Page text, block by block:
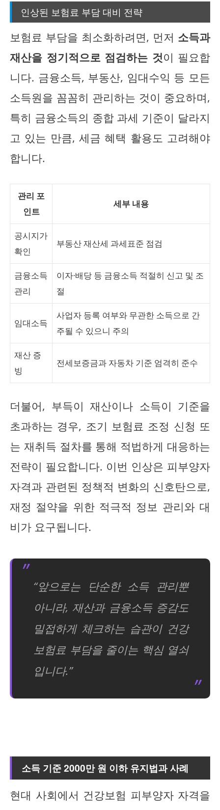
인상된 보험료 부담 대비 전략
보험료 부담을 최소화하려면, 먼저 소득과
재산을 정기적으로 점검하는 것이 필요합
니다. 금융소득, 부동산, 임대수익 등 모든
소득원을 꼼꼼히 관리하는 것이 중요하며,
특히 금융소득의 종합 과세 기준이 달라지
고 있는 만큼, 세금 혜택 활용도 고려해야
합니다.
관리 포
인트
세부 내용
공시지가
확인
부동산 재산세 과세표준 점검
금융소득
관리
이자·배당 등 금융소득 적절히 신고 및 조
절
임대소득
사업자 등록 여부와 무관한 소득으로 간
주될 수 있으니 주의
재산 증
빙
전세보증금과 자동차 기준 엄격히 준수
더불어, 부득이 재산이나 소득이 기준을
초과하는 경우, 조기 보험료 조정 신청 또
는 재취득 절차를 통해 적법하게 대응하는
전략이 필요합니다. 이번 인상은 피부양자
자격과 관련된 정책적 변화의 신호탄으로,
재정 절약을 위한 적극적 정보 관리와 대
비가 요구됩니다.
“앞으로는 단순한 소득 관리뿐
아니라, 재산과 금융소득 증감도
밀접하게 체크하는 습관이 건강
보험료 부담을 줄이는 핵심 열쇠
입니다.”
소득 기준 2000만 원 이하 유지법과 사례
현대 사회에서 건강보험 피부양자 자격을